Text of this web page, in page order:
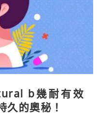
b幾耐有效
久的奧秘！